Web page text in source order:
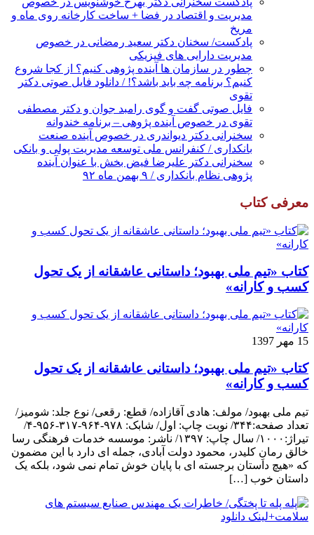
مدیریت و اقتصاد در فضا + ساخت کارخانه روی ماه و
مریخ
پادکست/ سخنان دکتر سعید رمضانی در خصوص
مدیریت دارایی های فیزیکی
چطور در سازمان ها آینده پژوهی کنیم؟ از کجا شروع
کنیم؟ برنامه چه باید باشد؟! / دانلود فایل صوتی دکتر
تقوی
فایل صوتی گفت و گوی رامبد جوان و دکتر مصطفی
تقوی در خصوص آینده پژوهی – برنامه خندوانه
سخنرانی دکتر دیواندری در خصوص آینده صنعت
بانکداری / کنفرانس ملی توسعه مدیریت پولی و بانکی
سخنرانی دکتر علیرضا فیض بخش با عنوان آینده
پژوهی نظام بانکداری / ۹ بهمن ماه ۹۲
معرفی کتاب
کتاب «تیم ملی بهبود؛ داستانی عاشقانه از یک تحول
کسب و کارانه»
15 مهر 1397
کتاب «تیم ملی بهبود؛ داستانی عاشقانه از یک تحول
کسب و کارانه»
تیم ملی بهبود/ مولف: هادی آقازاده/ قطع: رقعی/ نوع جلد: شومیز/
تعداد صفحه:۳۴۴/ نوبت چاپ: اول/ شابک: ۹۷۸-۹۶۴-۳۱۷-۹۵۶-۴/
تیراژ:۱۰۰۰/ سال چاپ: ۱۳۹۷/ ناشر: موسسه خدمات فرهنگی رسا
خالق رمانِ کلیدر، محمود دولت آبادی، جمله ای دارد با این مضمون
که «هیچ داستان برجسته ای با پایان خوش تمام نمی شود، بلکه یک
داستان خوب […]